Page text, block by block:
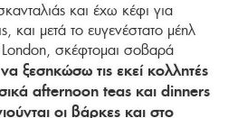
και έχω κέφι για
και μετά το ευγενέστατο μέηλ
σκέφτομαι σοβαρά
ξεσηκώσω τις εκεί κολλητές
afternoon teas και dinners
οι βάρκες και στο